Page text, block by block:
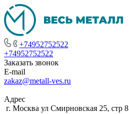
+74952752522
+74952752522
Заказать звонок
E-mail
zakaz@metall-ves.ru
Адрес
г. Москва ул Смирновская 25, стр 8